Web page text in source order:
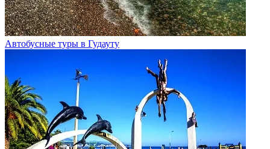
Автобусные туры в Гудауту